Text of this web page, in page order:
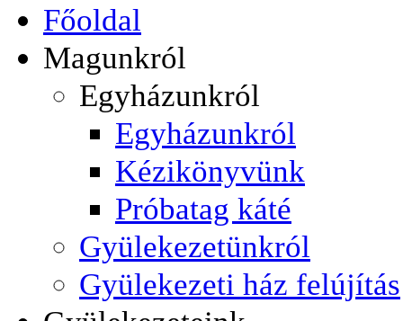
Főoldal
Magunkról
Egyházunkról
Egyházunkról
Kézikönyvünk
Próbatag káté
Gyülekezetünkról
Gyülekezeti ház felújítás